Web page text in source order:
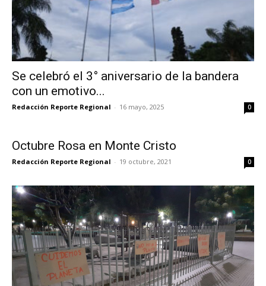
Se celebró el 3° aniversario de la bandera
con un emotivo...
Redacción Reporte Regional - 16 mayo, 2025 0
Octubre Rosa en Monte Cristo
Redacción Reporte Regional - 19 octubre, 2021 0